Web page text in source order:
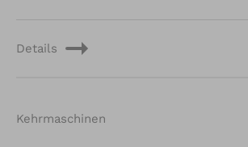
Details
Kehrmaschinen